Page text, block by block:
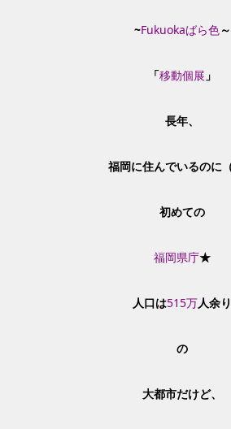
~Fukuokaばら色～
「移動個展 」
長年、
福岡に住んでいるのに（
初めての
福岡県庁★
人口は515万人余り
の
大都市だけど、